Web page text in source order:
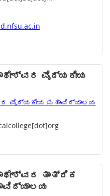
ವೈದ್ಯಕೀಯ
ವೈದ್ಯಕೀಯ ಮಹಾವಿದ್ಯಾಲಯ
ತಾಂತ್ರಿಕ